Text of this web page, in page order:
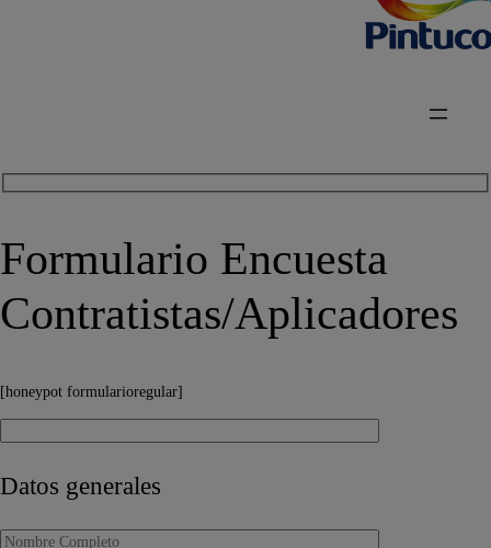
Formulario Encuesta
Contratistas/Aplicadores
[honeypot formularioregular]
Datos generales